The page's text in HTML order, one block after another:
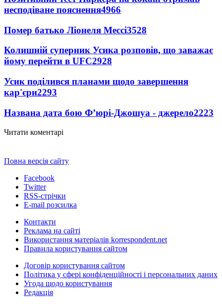
несподіване пояснення4966
Помер батько Ліонеля Мессі3528
Колишній суперник Усика розповів, що заважає
йому перейти в UFC2928
Усик поділився планами щодо завершення
кар'єри2293
Названа дата бою Ф’юрі-Джошуа - джерело2223
Читати коментарі
Повна версія сайту
Facebook
Twitter
RSS-стрічки
E-mail розсилка
Контакти
Реклама на сайті
Використання матеріалів korrespondent.net
Правила користування сайтом
Договір користування сайтом
Політика у сфері конфіденційності і персональних даних
Угода щодо користування
Редакція